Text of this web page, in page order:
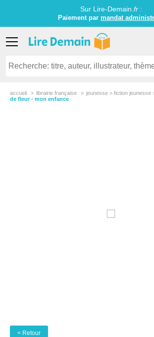
Sur Lire-Demain. fr:
Paiement par mandat
accueil librairie française jeunesse > fiction jeunesse
de fleur - mon enfance
< Retour